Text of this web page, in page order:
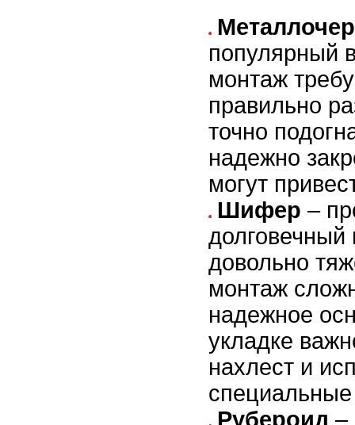
популярный
монтаж
правильно
точно
надежно
могут
Шифер –
довольно
монтаж
надежное
укладке
нахлест и
специальные
Рубероид –